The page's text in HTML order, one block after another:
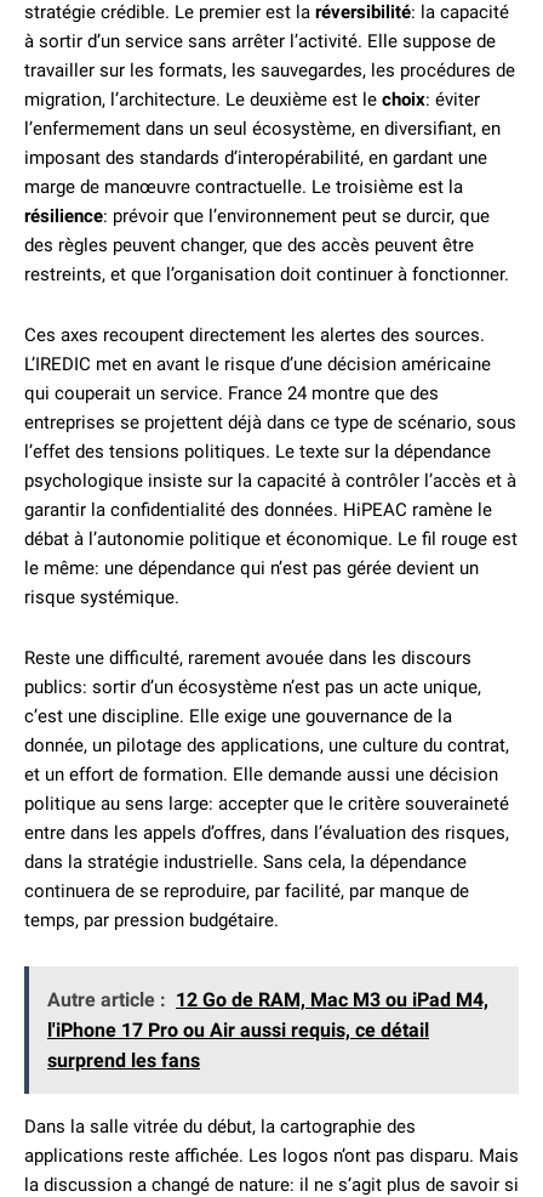
stratégie crédible. Le premier est la réversibilité: la capacité
à sortir d’un service sans arrêter l’activité. Elle suppose de
travailler sur les formats, les sauvegardes, les procédures de
migration, l’architecture. Le deuxième est le choix: éviter
l’enfermement dans un seul écosystème, en diversifiant, en
imposant des standards d’interopérabilité, en gardant une
marge de manœuvre contractuelle. Le troisième est la
résilience: prévoir que l’environnement peut se durcir, que
des règles peuvent changer, que des accès peuvent être
restreints, et que l’organisation doit continuer à fonctionner.
Ces axes recoupent directement les alertes des sources.
L’IREDIC met en avant le risque d’une décision américaine
qui couperait un service. France 24 montre que des
entreprises se projettent déjà dans ce type de scénario, sous
l’effet des tensions politiques. Le texte sur la dépendance
psychologique insiste sur la capacité à contrôler l’accès et à
garantir la confidentialité des données. HiPEAC ramène le
débat à l’autonomie politique et économique. Le fil rouge est
le même: une dépendance qui n’est pas gérée devient un
risque systémique.
Reste une difficulté, rarement avouée dans les discours
publics: sortir d’un écosystème n’est pas un acte unique,
c’est une discipline. Elle exige une gouvernance de la
donnée, un pilotage des applications, une culture du contrat,
et un effort de formation. Elle demande aussi une décision
politique au sens large: accepter que le critère souveraineté
entre dans les appels d’offres, dans l’évaluation des risques,
dans la stratégie industrielle. Sans cela, la dépendance
continuera de se reproduire, par facilité, par manque de
temps, par pression budgétaire.
Autre article : 12 Go de RAM, Mac M3 ou iPad M4,
l'iPhone 17 Pro ou Air aussi requis, ce détail
surprend les fans
Dans la salle vitrée du début, la cartographie des
applications reste affichée. Les logos n’ont pas disparu. Mais
la discussion a changé de nature: il ne s’agit plus de savoir si